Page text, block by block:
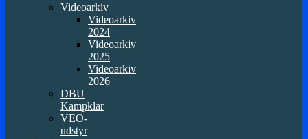
Videoarkiv
Videoarkiv
2024
Videoarkiv
2025
Videoarkiv
2026
DBU
Kampklar
VEO-
udstyr